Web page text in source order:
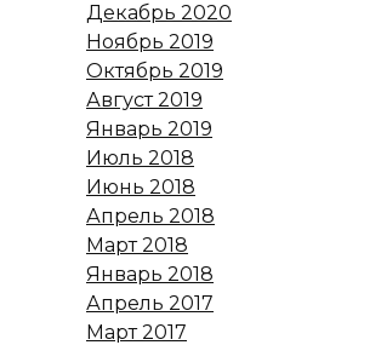
Декабрь 2020
Ноябрь 2019
Октябрь 2019
Август 2019
Январь 2019
Июль 2018
Июнь 2018
Апрель 2018
Март 2018
Январь 2018
Апрель 2017
Март 2017